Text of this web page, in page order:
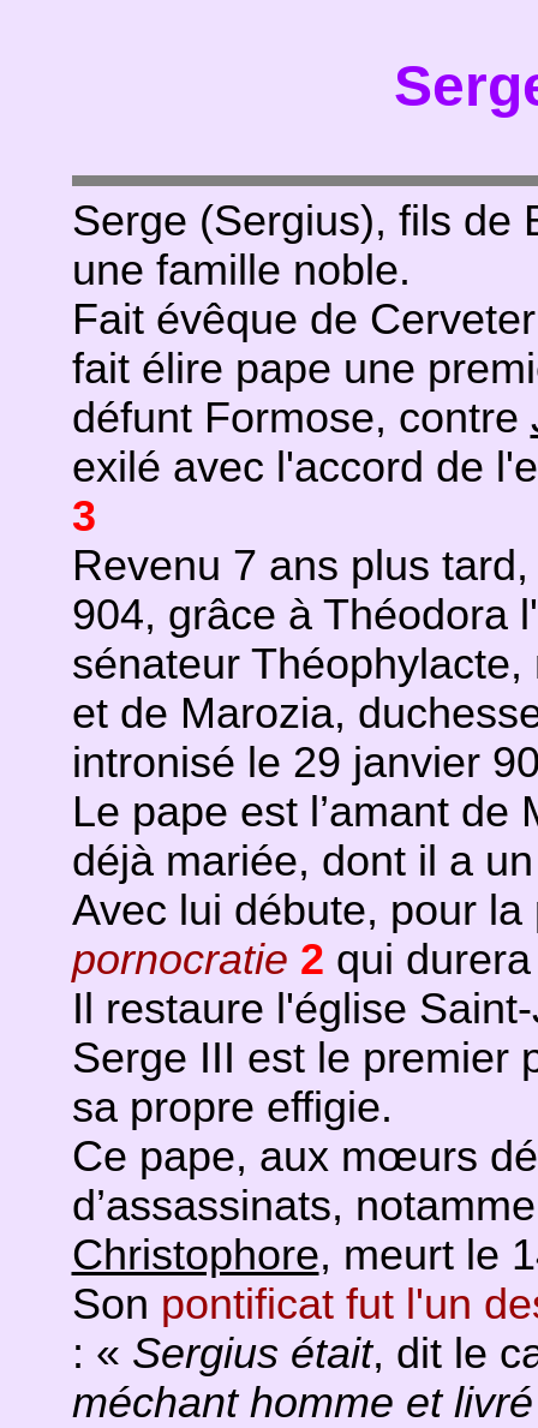
Serge (Sergius), fils de
une famille noble.
Fait évêque de
fait élire pape une
défunt Formose, contre
exilé avec l'accord de
3
Revenu 7 ans plus
904, grâce à Théodora
sénateur
et de Marozia,
intronisé le 29 janvier
Le pape est l’amant
déjà mariée, dont il a
Avec lui débute, pour
pornocratie 2 qui
Il restaure l'église
Serge III est le premier
sa propre effigie.
Ce pape, aux mœurs
d’assassinats,
Christophore, meurt le
Son pontificat fut l'un
: « Sergius était, dit le
méchant homme et